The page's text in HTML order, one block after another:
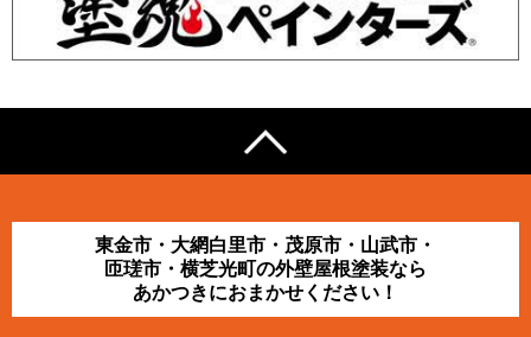
東金市・大網白里市・茂原市・山武市・
匝瑳市・横芝光町の外壁屋根塗装なら
あかつきにおまかせください！